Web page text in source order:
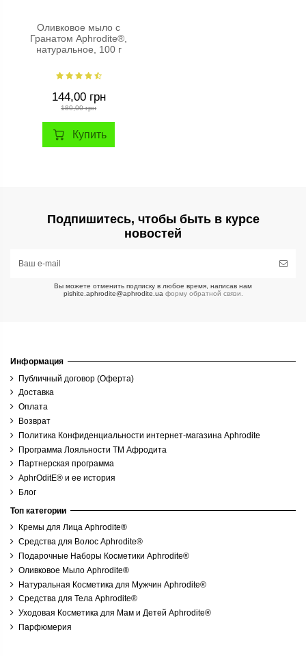
Оливковое мыло с
Гранатом Aphrodite®,
натуральное, 100 г
144,00 грн
180,00 грн
Купить
Подпишитесь, чтобы быть в курсе
новостей
Вы можете отменить подписку в любое время, написав нам
pishite.aphrodite@aphrodite.uaформу обратной связи.
Информация
Публичный договор (Оферта)
Доставка
Оплата
Возврат
Политика Конфиденциальности интернет-магазина Aphrodite
Программа Лояльности ТМ Афродита
Партнерская программа
AphrOditE® и ее история
Блог
Топ категории
Кремы для Лица Aphrodite®
Средства для Волос Aphrodite®
Подарочные Наборы Косметики Aphrodite®
Оливковое Мыло Aphrodite®
Натуральная Косметика для Мужчин Aphrodite®
Средства для Тела Aphrodite®
Уходовая Косметика для Мам и Детей Aphrodite®
Парфюмерия